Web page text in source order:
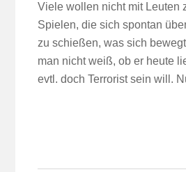
Viele wollen nicht mit Leuten
Spielen, die sich spontan
zu schießen, was sich
man nicht weiß, ob er heute
evtl. doch Terrorist sein will.